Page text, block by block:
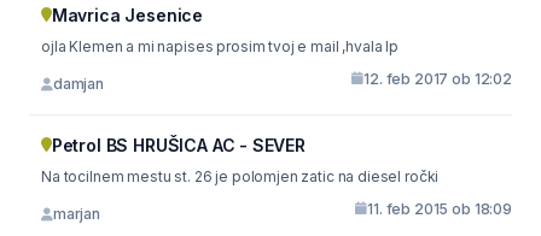
Mavrica Jesenice
ojla Klemen a mi napises prosim tvoj e mail ,hvala lp
damjan 12. feb 2017 ob 12:02
Petrol BS HRUŠICA AC - SEVER
Na tocilnem mestu st. 26 je polomjen zatic na diesel ročki
marjan 11. feb 2015 ob 18:09